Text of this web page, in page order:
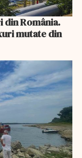
din România.
mutate din